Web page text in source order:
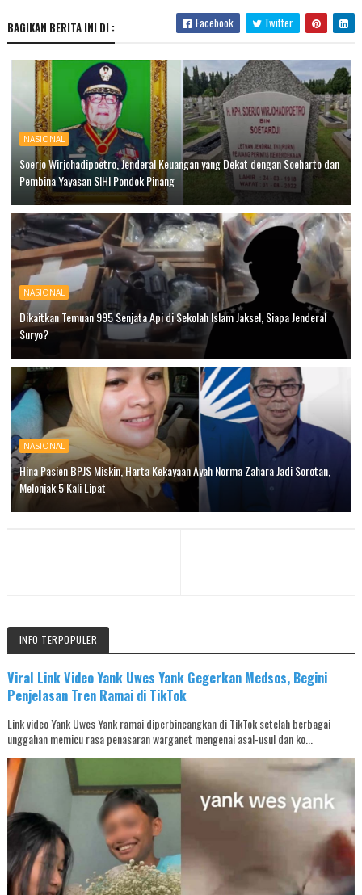
BAGIKAN BERITA INI DI : Facebook Twitter
NASIONAL
Soerjo Wirjohadipoetro, Jenderal Keuangan yang Dekat dengan Soeharto dan
Pembina Yayasan SIHI Pondok Pinang
NASIONAL
Dikaitkan Temuan 995 Senjata Api di Sekolah Islam Jaksel, Siapa Jenderal
Suryo?
NASIONAL
Hina Pasien BPJS Miskin, Harta Kekayaan Ayah Norma Zahara Jadi Sorotan,
Melonjak 5 Kali Lipat
INFO TERPOPULER
Viral Link Video Yank Uwes Yank Gegerkan Medsos, Begini
Penjelasan Tren Ramai di TikTok
Link video Yank Uwes Yank ramai diperbincangkan di TikTok setelah berbagai
unggahan memicu rasa penasaran warganet mengenai asal-usul dan ko...